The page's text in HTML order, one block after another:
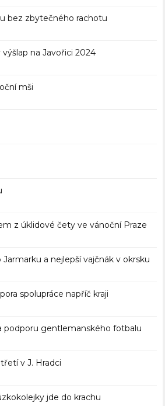
bez zbytečného rachotu
na Javořici 2024
mši
z úklidové čety ve vánoční Praze
Jarmarku a nejlepší vajčnák v okrsku
spolupráce napříč kraji
podporu gentlemanského fotbalu
v J. Hradci
jde do krachu